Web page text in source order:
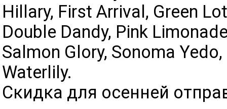
Hillary, First Arrival, Green
Double Dandy, Pink
Salmon Glory, Sonoma
Waterlily.
Скидка для осенней